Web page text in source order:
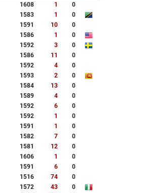
1608 1
0
1583 1
0
1591 10
0
1586 1
0
1592 3
0
1586 11
0
1592 4
0
1593 2
0
1584 13
0
1589 4
0
1592 6
0
1592 1
0
1591 1
0
1582 7
0
1581 12
0
1606 1
0
1591 6
0
1516 74
0
1572 43
0